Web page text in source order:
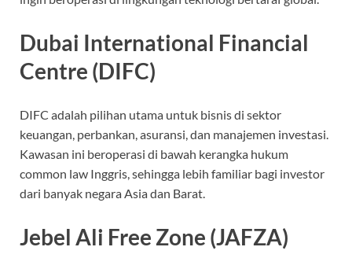
Dubai International Financial
Centre (DIFC)
DIFC adalah pilihan utama untuk bisnis di sektor
keuangan, perbankan, asuransi, dan manajemen investasi.
Kawasan ini beroperasi di bawah kerangka hukum
common law Inggris, sehingga lebih familiar bagi investor
dari banyak negara Asia dan Barat.
Jebel Ali Free Zone (JAFZA)